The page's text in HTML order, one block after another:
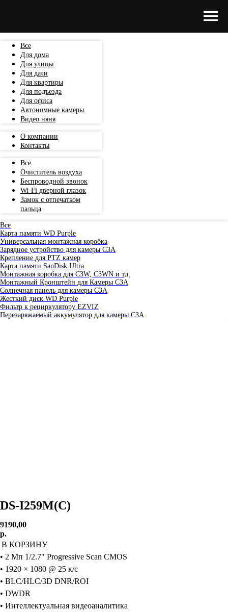
Все
Для дома
Для улицы
Для дачи
Для квартиры
Для подъезда
Для офиса
Автономные камеры
Видео няня
О компании
Контакты
Все
Очиститель воздуха
Беспроводной звонок
Wi-Fi дверной глазок
Замок с отпечатком
пальца
Все
Карта памяти WD Purple
Универсальная монтажная коробка
Зарядное устройство для камеры C3A
Крепление для PTZ камер
Карта памяти SanDisk Ultra
Монтажная коробка для С3W, C3WN и тд.
Монтажный Кронштейн для Камеры C3A
Солнечная панель для камеры C3A
Жесткий диск WD Purple
Фильтр к рециркулятору EZVIZ
Перезаряжаемый аккумулятор для камеры C3A
DS-I259M(C)
9190,00
р.
В КОРЗИНУ
• 2 Мп 1/2.7" Progressive Scan CMOS
• 1920 × 1080 @ 25 к/с
• BLC/HLC/3D DNR/ROI
• DWDR
• Интеллектуальная видеоаналитика